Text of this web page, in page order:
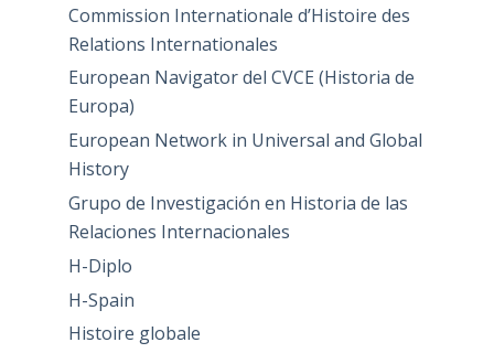
Commission Internationale d’Histoire des
Relations Internationales
European Navigator del CVCE (Historia de
Europa)
European Network in Universal and Global
History
Grupo de Investigación en Historia de las
Relaciones Internacionales
H-Diplo
H-Spain
Histoire globale